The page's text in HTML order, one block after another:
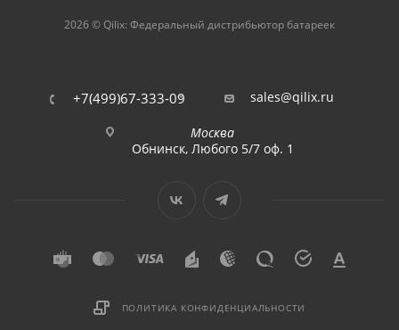
2026 © Qilix: Федеральный дистрибьютор батареек
+7(499)67-333-09 sales@qilix.ru
Москва
Обнинск, Любого 5/7 оф. 1
ПОЛИТИКА КОНФИДЕНЦИАЛЬНОСТИ